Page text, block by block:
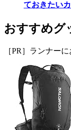
ておきたい
おすすめグ
［PR］ランナー